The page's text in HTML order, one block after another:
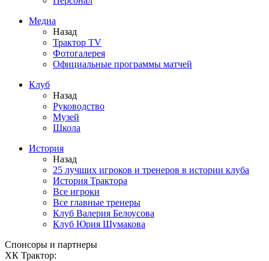
Медиа
Назад
Трактор TV
Фотогалерея
Официальные программы матчей
Клуб
Назад
Руководство
Музей
Школа
История
Назад
25 лучших игроков и тренеров в истории клуба
История Трактора
Все игроки
Все главные тренеры
Клуб Валерия Белоусова
Клуб Юрия Шумакова
Спонсоры и партнеры
ХК Трактор: